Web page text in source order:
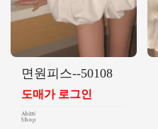
면원피스--50108
도매가 로그인